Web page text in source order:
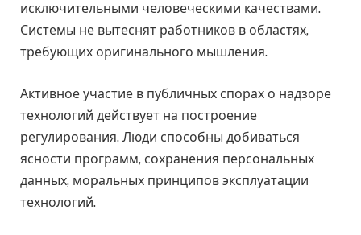
исключительными человеческими качествами.
Системы не вытеснят работников в областях,
требующих оригинального мышления.
Активное участие в публичных спорах о надзоре
технологий действует на построение
регулирования. Люди способны добиваться
ясности программ, сохранения персональных
данных, моральных принципов эксплуатации
технологий.